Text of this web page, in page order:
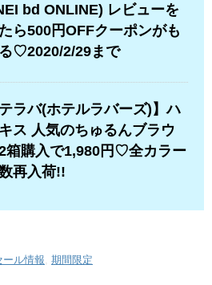
bd ONLINE) レビューを
ら500円OFFクーポンがも
♡2020/2/29まで
テラバ(ホテルラバーズ)】ハ
ス 人気のちゅるんブラウ
箱購入で1,980円♡全カラー
再入荷!!
ール情報 期間限定